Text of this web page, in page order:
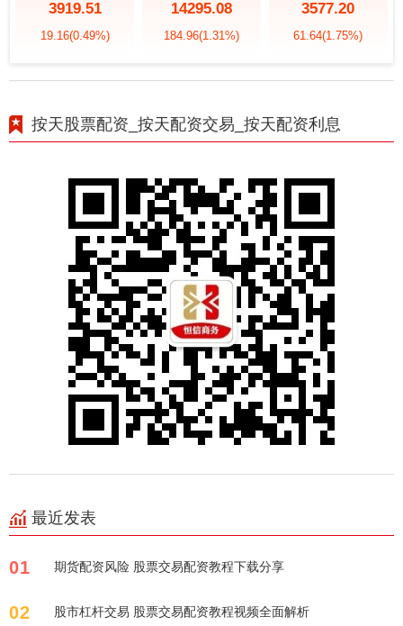
3919.51
19.16(0.49%)
14295.08
184.96(1.31%)
3577.20
61.64(1.75%)
按天股票配资_按天配资交易_按天配资利息
最近发表
01 期货配资风险 股票交易配资教程下载分享
02 股市杠杆交易 股票交易配资教程视频全面解析